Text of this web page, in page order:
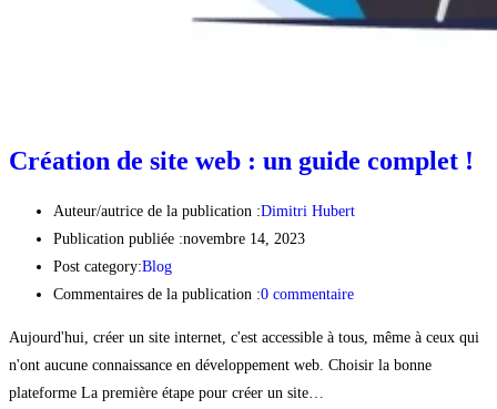
Création de site web : un guide complet !
Auteur/autrice de la publication :Dimitri Hubert
Publication publiée :novembre 14, 2023
Post category:Blog
Commentaires de la publication :0 commentaire
Aujourd'hui, créer un site internet, c'est accessible à tous, même à ceux qui
n'ont aucune connaissance en développement web. Choisir la bonne
plateforme La première étape pour créer un site…